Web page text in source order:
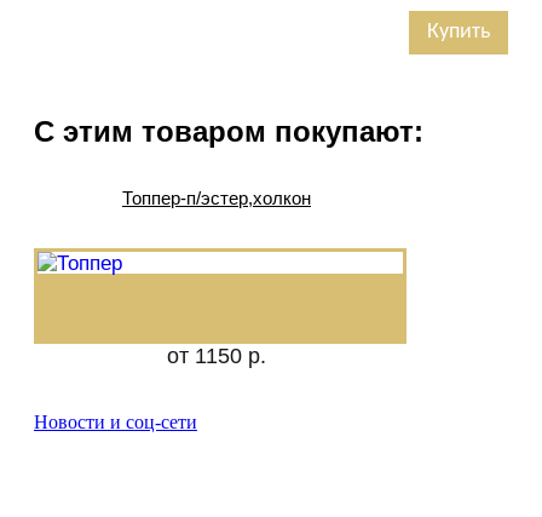
Купить
С этим товаром покупают:
Топпер-п/эстер,холкон
от 1150 р.
Новости и соц-сети